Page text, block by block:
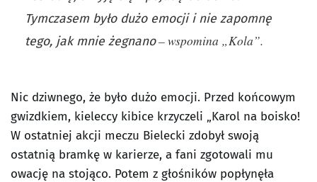
Tymczasem było dużo emocji i nie zapomnę
tego, jak mnie żegnano– wspomina „Kola”.
Nic dziwnego, że było dużo emocji. Przed końcowym
gwizdkiem, kieleccy kibice krzyczeli „Karol na boisko!
W ostatniej akcji meczu Bielecki zdobył swoją
ostatnią bramkę w karierze, a fani zgotowali mu
owację na stojąco. Potem z głośników popłynęła